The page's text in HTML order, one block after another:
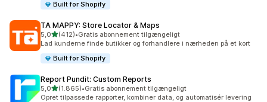
Built for Shopify
TA MAPPY: Store Locator & Maps
5,0ud af 5 stjerner
(412)
412 anmeldelser i alt
•Gratis abonnement tilgængeligt
Lad kunderne finde butikker og forhandlere i nærheden på et kort
Built for Shopify
Report Pundit: Custom Reports
5,0ud af 5 stjerner
(1.865)
1865 anmeldelser i alt
•Gratis abonnement tilgængeligt
Opret tilpassede rapporter, kombiner data, og automatisér levering